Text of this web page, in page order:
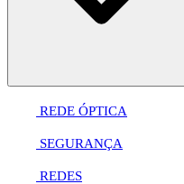
REDE ÓPTICA
SEGURANÇA
REDES